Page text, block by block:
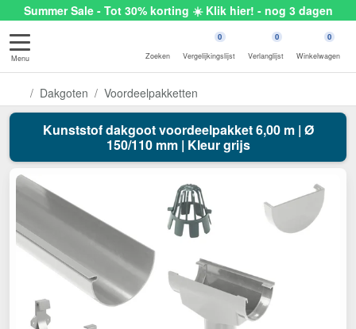
Summer Sale - Tot 30% korting ☀️ Klik hier! - nog 3 dagen
Menu Zoeken
0
Vergelijkingslijst
0
Verlanglijst
0
Winkelwagen
Dakgoten Voordeelpakketten
Kunststof dakgoot voordeelpakket 6,00 m | Ø
150/110 mm | Kleur grijs